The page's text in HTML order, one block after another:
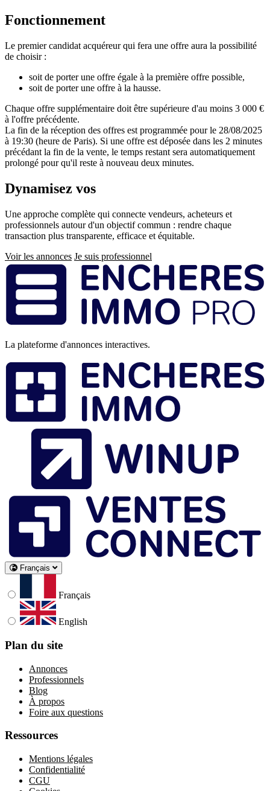
Fonctionnement
Le premier candidat acquéreur qui fera une offre aura la possibilité
de choisir :
soit de porter une offre égale à la première offre possible,
soit de porter une offre à la hausse.
Chaque offre supplémentaire doit être supérieure d'au moins 3 000 €
à l'offre précédente.
La fin de la réception des offres est programmée pour le 28/08/2025
à 19:30 (heure de Paris). Si une offre est déposée dans les 2 minutes
précédant la fin de la vente, le temps restant sera automatiquement
prolongé pour qu'il reste à nouveau deux minutes.
Dynamisez vos
Une approche complète qui connecte vendeurs, acheteurs et
professionnels autour d'un objectif commun : rendre chaque
transaction plus transparente, efficace et équitable.
Voir les annonces Je suis professionnel
Pied
de
page
La plateforme d'annonces interactives.
Français
Français
English
Plan du site
Annonces
Professionnels
Blog
À propos
Foire aux questions
Ressources
Mentions légales
Confidentialité
CGU